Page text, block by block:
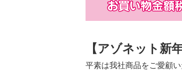
【アゾネット新
平素は我社商品をご愛顧